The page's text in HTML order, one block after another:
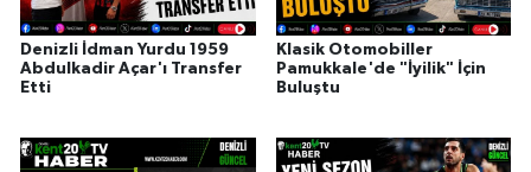
Denizli İdman Yurdu 1959
Abdulkadir Açar'ı Transfer
Etti
Klasik Otomobiller
Pamukkale'de "İyilik" İçin
Buluştu